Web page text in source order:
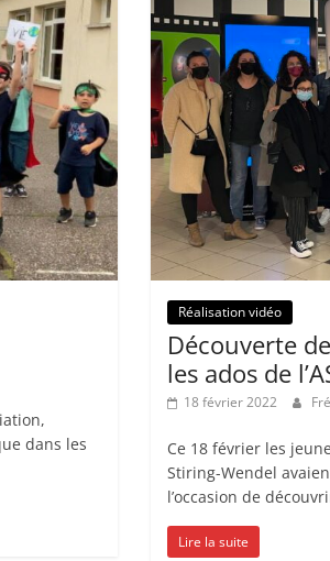
dans les
Réalisation vidéo
Découverte
les ados de
18 février 2022
Ce 18 février les
Stiring-Wendel
l’occasion de
Lire la suite